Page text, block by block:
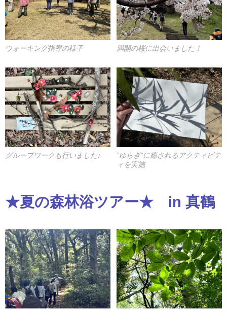
ウォーキング指導の様子 満開の桜に出会いました！
グループワークも行いました♪
”ゆらぎ”に癒されるアクティビテ
ィを実施
★夏の森林浴ツアー★ in 真鶴